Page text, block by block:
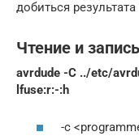
добиться
Чтение и
avrdude -C ../etc/
lfuse:r:-:h
-c